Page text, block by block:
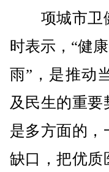
项城市卫健
时表示，“健
雨”，是推动
及民生的重要
是多方面的，
缺口，把优质